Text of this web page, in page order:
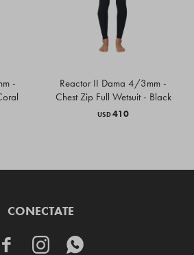
-
Reactor II Dama 4/3mm -
Chest Zip Full Wetsuit - Black
USD410
CONECTATE
  